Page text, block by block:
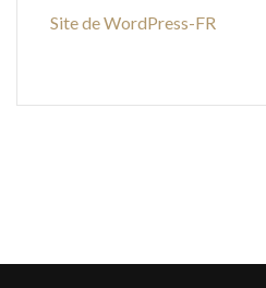
Site de WordPress-FR